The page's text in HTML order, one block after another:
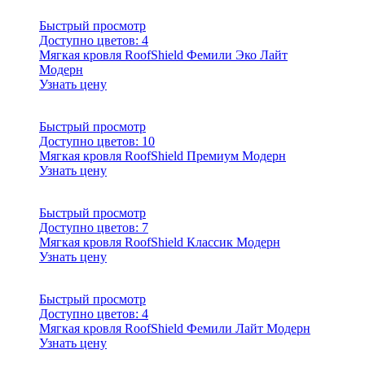
Быстрый просмотр
Доступно цветов: 4
Мягкая кровля RoofShield Фемили Эко Лайт
Модерн
Узнать цену
Быстрый просмотр
Доступно цветов: 10
Мягкая кровля RoofShield Премиум Модерн
Узнать цену
Быстрый просмотр
Доступно цветов: 7
Мягкая кровля RoofShield Классик Модерн
Узнать цену
Быстрый просмотр
Доступно цветов: 4
Мягкая кровля RoofShield Фемили Лайт Модерн
Узнать цену